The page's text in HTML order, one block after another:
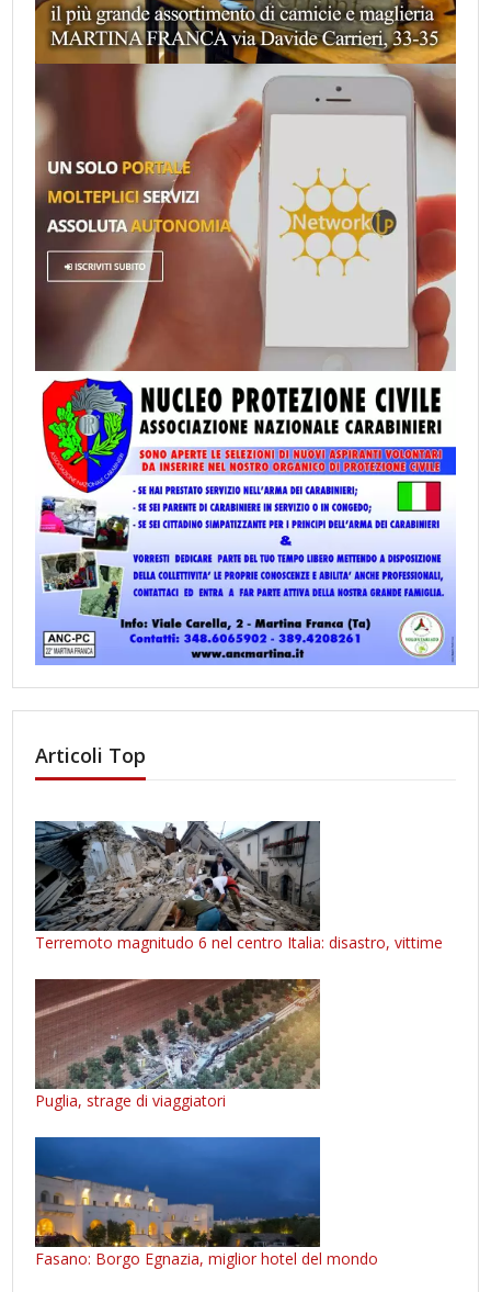
Articoli Top
Terremoto magnitudo 6 nel centro Italia: disastro, vittime
Puglia, strage di viaggiatori
Fasano: Borgo Egnazia, miglior hotel del mondo